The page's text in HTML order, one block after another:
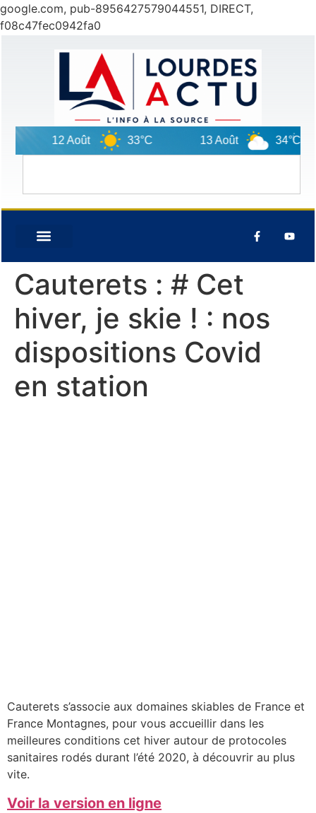
google.com, pub-8956427579044551, DIRECT,
f08c47fec0942fa0
12 Août 33°C 13 Août 34°C
Cauterets : # Cet
hiver, je skie ! : nos
dispositions Covid
en station
Cauterets s’associe aux domaines skiables de France et
France Montagnes, pour vous accueillir dans les
meilleures conditions cet hiver autour de protocoles
sanitaires rodés durant l’été 2020, à découvrir au plus
vite.
Voir la version en ligne